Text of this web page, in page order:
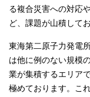
る複合災害への対応
ど、課題が山積して
東海第二原子力発電
は他に例のない規模
業が集積するエリア
極めております。こ